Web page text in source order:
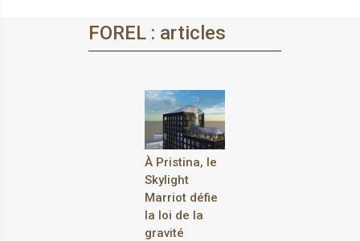
FOREL : articles
À Pristina, le
Skylight
Marriot défie
la loi de la
gravité